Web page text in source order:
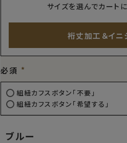
サイズを選んでカート
裄丈加工＆イ
必須
組紐カフスボタン「不要」
組紐カフスボタン「希望する」
ブルー